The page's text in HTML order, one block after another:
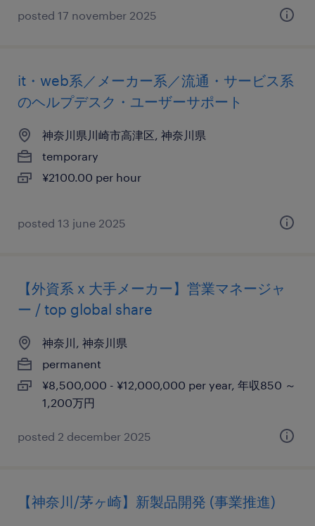
posted 17 november 2025
it・web系／メーカー系／流通・サービス系
のヘルプデスク・ユーザーサポート
神奈川県川崎市高津区, 神奈川県
temporary
¥2100.00 per hour
posted 13 june 2025
【外資系 x 大手メーカー】営業マネージャ
ー / top global share
神奈川, 神奈川県
permanent
¥8,500,000 - ¥12,000,000 per year, 年収850 ～
1,200万円
posted 2 december 2025
【神奈川/茅ヶ崎】新製品開発 (事業推進)